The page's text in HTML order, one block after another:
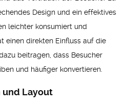
Design und ein effektives
leichter konsumiert und
einen direkten Einfluss auf die
beitragen, dass Besucher
und häufiger konvertieren.
und Layout